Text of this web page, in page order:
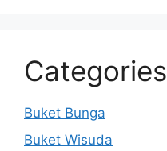
Categories
Buket Bunga
Buket Wisuda